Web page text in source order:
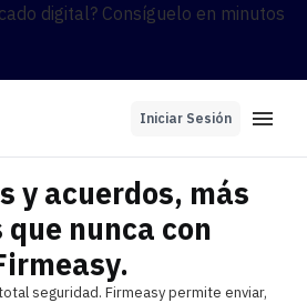
digital? Consíguelo en minutos
Iniciar Sesión
y acuerdos, más
nunca con
seguridad. Firmeasy permite enviar,